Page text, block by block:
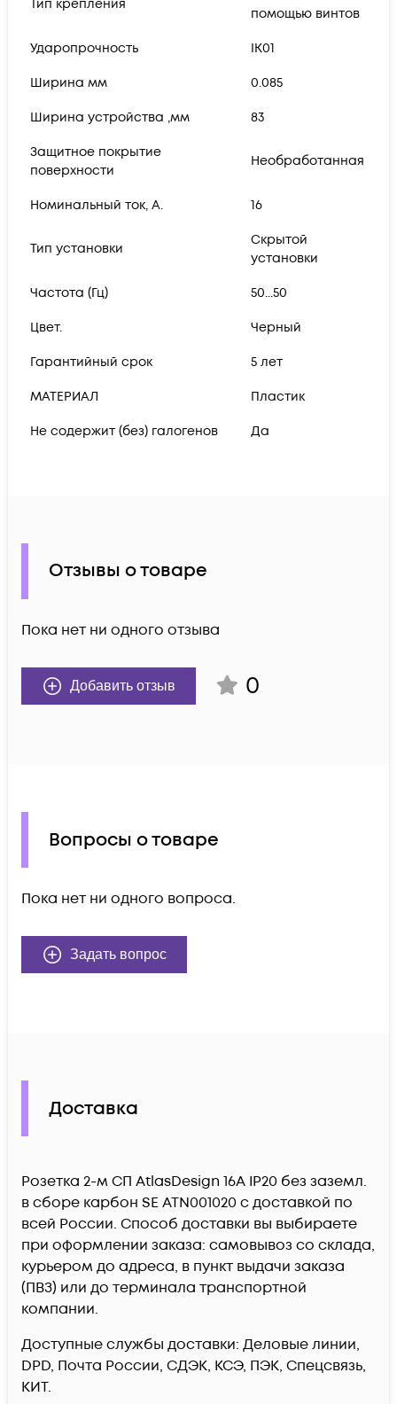
Тип крепления
помощью винтов
Ударопрочность IK01
Ширина мм 0.085
Ширина устройства ,мм 83
Защитное покрытие
поверхности
Необработанная
Номинальный ток, А. 16
Тип установки
Скрытой
установки
Частота (Гц) 50...50
Цвет. Черный
Гарантийный срок 5 лет
МАТЕРИАЛ Пластик
Не содержит (без) галогенов Да
Отзывы о товаре
Пока нет ни одного отзыва
Добавить отзыв 0
Вопросы о товаре
Пока нет ни одного вопроса.
Задать вопрос
Доставка
Розетка 2-м СП AtlasDesign 16А IP20 без заземл.
в сборе карбон SE ATN001020 c доставкой по
всей России. Способ доставки вы выбираете
при оформлении заказа: самовывоз со склада,
курьером до адреса, в пункт выдачи заказа
(ПВЗ) или до терминала транспортной
компании.
Доступные службы доставки: Деловые линии,
DPD, Почта России, СДЭК, КСЭ, ПЭК, Спецсвязь,
КИТ.